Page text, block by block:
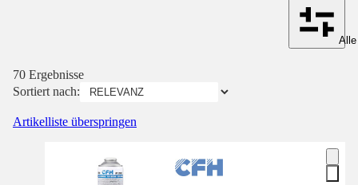
70 Ergebnisse
Sortiert nach:
Artikelliste überspringen